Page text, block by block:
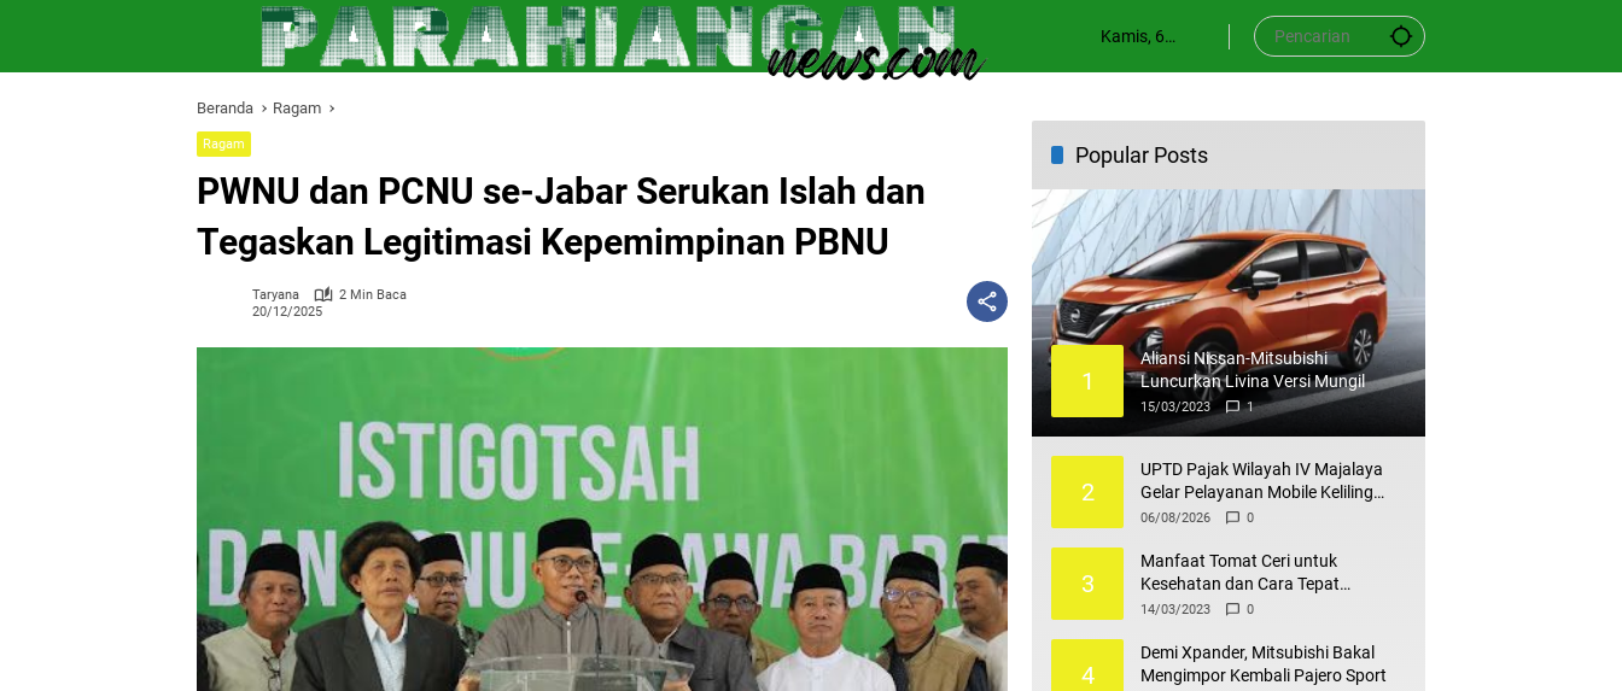
Kamis, 6
Beranda Ragam
Ragam
PWNU dan PCNU se-Jabar Serukan Islah dan
Tegaskan Legitimasi Kepemimpinan PBNU
Taryana
2 Min Baca
20/12/2025
Popular Posts
1
Aliansi Nissan-Mitsubishi
Luncurkan Livina Versi Mungil
15/03/2023 1
2
UPTD Pajak Wilayah IV Majalaya
Gelar Pelayanan Mobile Keliling
PBB-P2
06/08/2026 0
3
Manfaat Tomat Ceri untuk
Kesehatan dan Cara Tepat
Mengonsumsinya
14/03/2023 0
4
Demi Xpander, Mitsubishi Bakal
Mengimpor Kembali Pajero Sport